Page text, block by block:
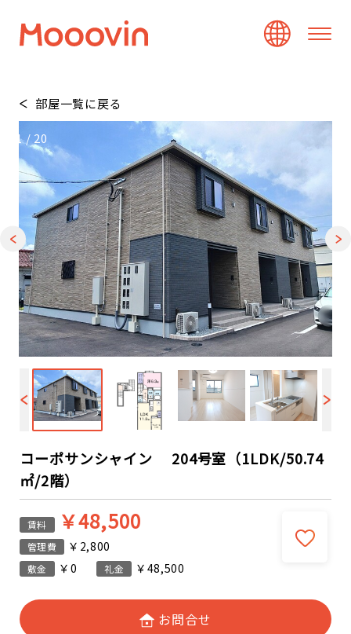
部屋一覧に戻る
1/ 20
コーポサンシャイン 204号室（1LDK/50.74
㎡/2階）
賃料 ￥48,500
管理費 ￥2,800
敷金 ￥0 礼金 ￥48,500
お問合せ